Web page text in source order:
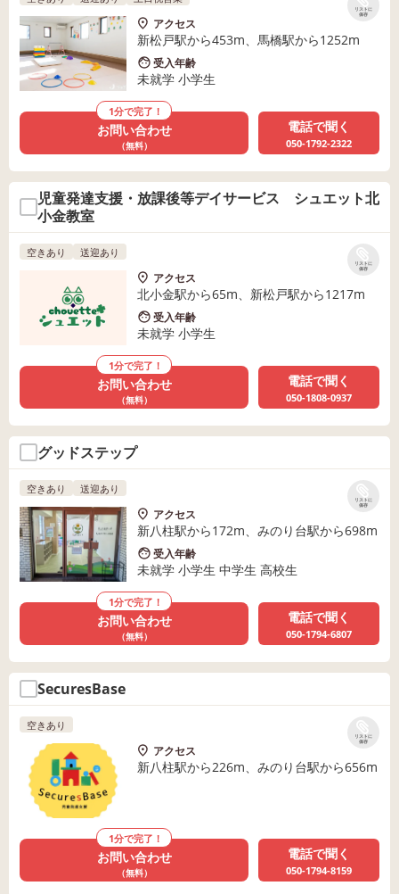
リストに
保存
アクセス
新松戸駅から453m、馬橋駅から1252m
受入年齢
未就学 小学生
1分で完了！
お問い合わせ
（無料）
電話で聞く
050-1792-2322
児童発達支援・放課後等デイサービス シュエット北
小金教室
リストに
保存
空きあり 送迎あり
アクセス
北小金駅から65m、新松戸駅から1217m
受入年齢
未就学 小学生
1分で完了！
お問い合わせ
（無料）
電話で聞く
050-1808-0937
グッドステップ
リストに
保存
空きあり 送迎あり
アクセス
新八柱駅から172m、みのり台駅から698m
受入年齢
未就学 小学生 中学生 高校生
1分で完了！
お問い合わせ
（無料）
電話で聞く
050-1794-6807
SecuresBase
リストに
保存
空きあり
アクセス
新八柱駅から226m、みのり台駅から656m
1分で完了！
お問い合わせ
（無料）
電話で聞く
050-1794-8159